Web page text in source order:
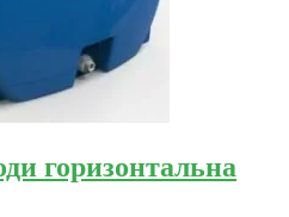
горизонтальна